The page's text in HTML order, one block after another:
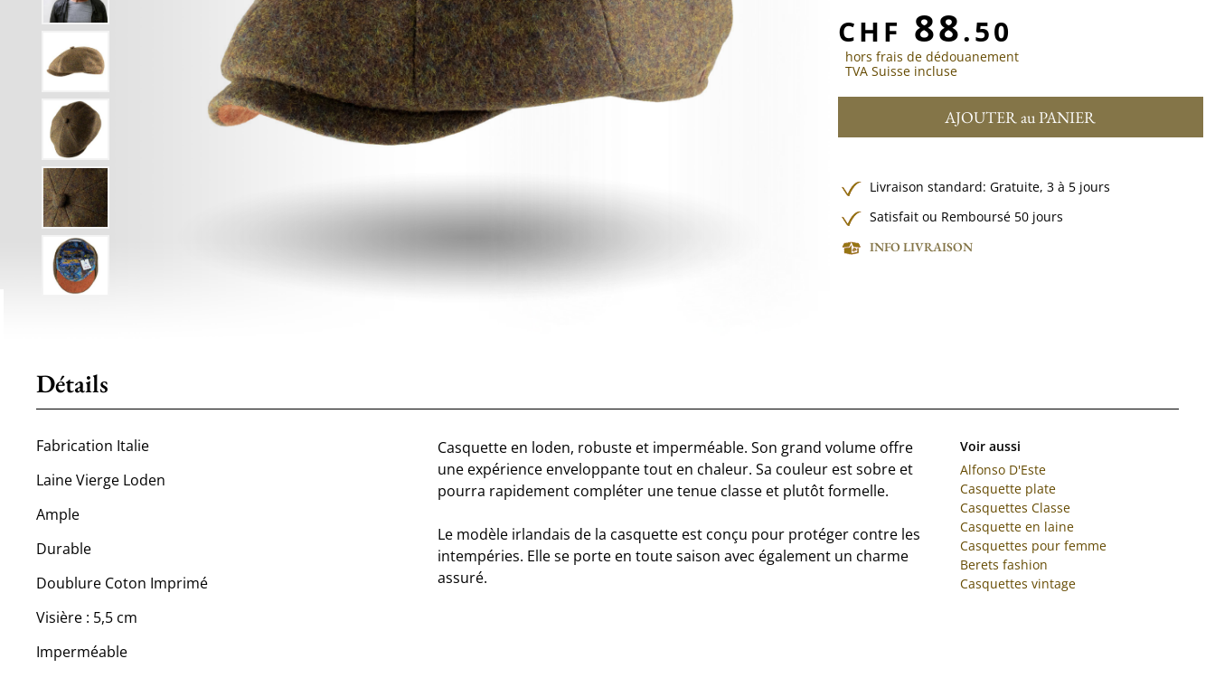
CHF 88.50
hors frais de dédouanement
TVA Suisse incluse
AJOUTER au PANIER
Livraison standard:Gratuite,3 à 5 jours
Satisfait ou Remboursé 50 jours
INFO LIVRAISON
Détails
Fabrication Italie
Laine Vierge Loden
Ample
Durable
Doublure Coton Imprimé
Visière : 5,5 cm
Imperméable
Casquette en loden, robuste et imperméable. Son grand volume offre
une expérience enveloppante tout en chaleur. Sa couleur est sobre et
pourra rapidement compléter une tenue classe et plutôt formelle.
Le modèle irlandais de la casquette est conçu pour protéger contre les
intempéries. Elle se porte en toute saison avec également un charme
assuré.
Voir aussi
Alfonso D'Este
Casquette plate
Casquettes Classe
Casquette en laine
Casquettes pour femme
Berets fashion
Casquettes vintage